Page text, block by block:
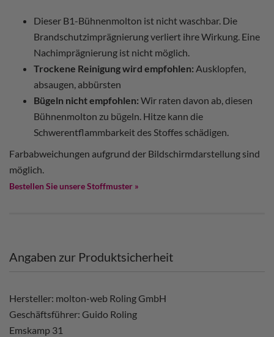
Dieser B1-Bühnenmolton ist nicht waschbar. Die
Brandschutzimprägnierung verliert ihre Wirkung. Eine
Nachimprägnierung ist nicht möglich.
Trockene Reinigung wird empfohlen: Ausklopfen,
absaugen, abbürsten
Bügeln nicht empfohlen: Wir raten davon ab, diesen
Bühnenmolton zu bügeln. Hitze kann die
Schwerentflammbarkeit des Stoffes schädigen.
Farbabweichungen aufgrund der Bildschirmdarstellung sind
möglich.
Bestellen Sie unsere Stoffmuster »
Angaben zur Produktsicherheit
Hersteller: molton-web Roling GmbH
Geschäftsführer: Guido Roling
Emskamp 31